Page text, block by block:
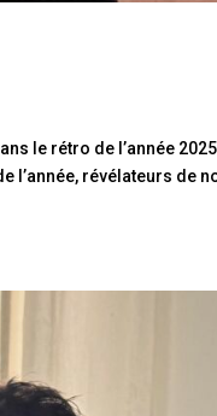
le rétro de l’année
l’année, révélateurs de